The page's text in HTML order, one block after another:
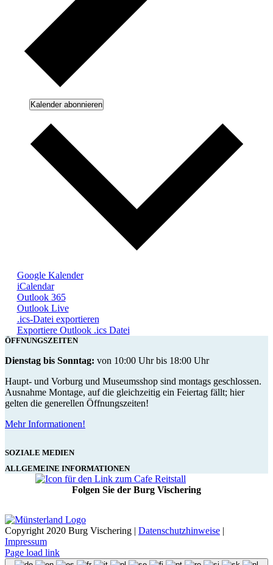
Kalender abonnieren
Google Kalender
iCalendar
Outlook 365
Outlook Live
.ics-Datei exportieren
Exportiere Outlook .ics Datei
ÖFFNUNGSZEITEN
Dienstag bis Sonntag: von 10:00 Uhr bis 18:00 Uhr
Haupt- und Vorburg und Museumsshop sind montags geschlossen.
Ausnahme Montage, auf die gleichzeitig ein Feiertag fällt; hier
gelten die generellen Öffnungszeiten!
Mehr Informationen!
SOZIALE MEDIEN
ALLGEMEINE INFORMATIONEN
Folgen Sie der Burg Vischering
Copyright 2020 Burg Vischering | Datenschutzhinweise |
Impressum
Page load link